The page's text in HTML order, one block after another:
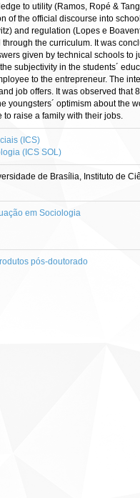
to utility (Ramos, Ropé &
of the official discourse into
and regulation (Lopes e
the curriculum. It was
given by technical schools to
subjectivity in the students´
to the entrepreneur. The
job offers. It was observed that
youngsters´ optimism about the
to raise a family with their jobs.
(ICS)
(ICS SOL)
de Brasília, Instituto de
em Sociologia
pós-doutorado